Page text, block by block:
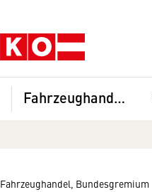
Fahrzeughandel, Bundesgremium
Fahrzeughandel, Bundesgremium